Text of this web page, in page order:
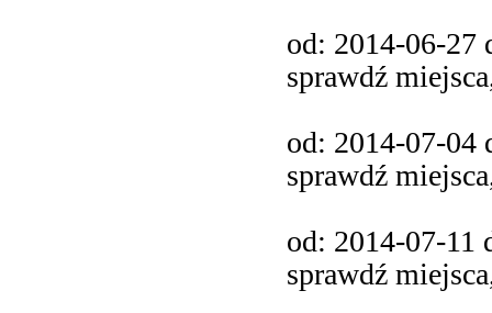
od: 2014-06-27
sprawdź
od: 2014-07-04
sprawdź
od: 2014-07-11
sprawdź